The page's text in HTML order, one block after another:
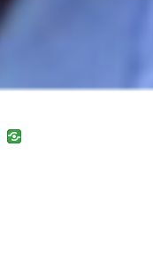
VK